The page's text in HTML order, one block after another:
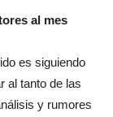
al mes
es siguiendo
al tanto de las
y rumores